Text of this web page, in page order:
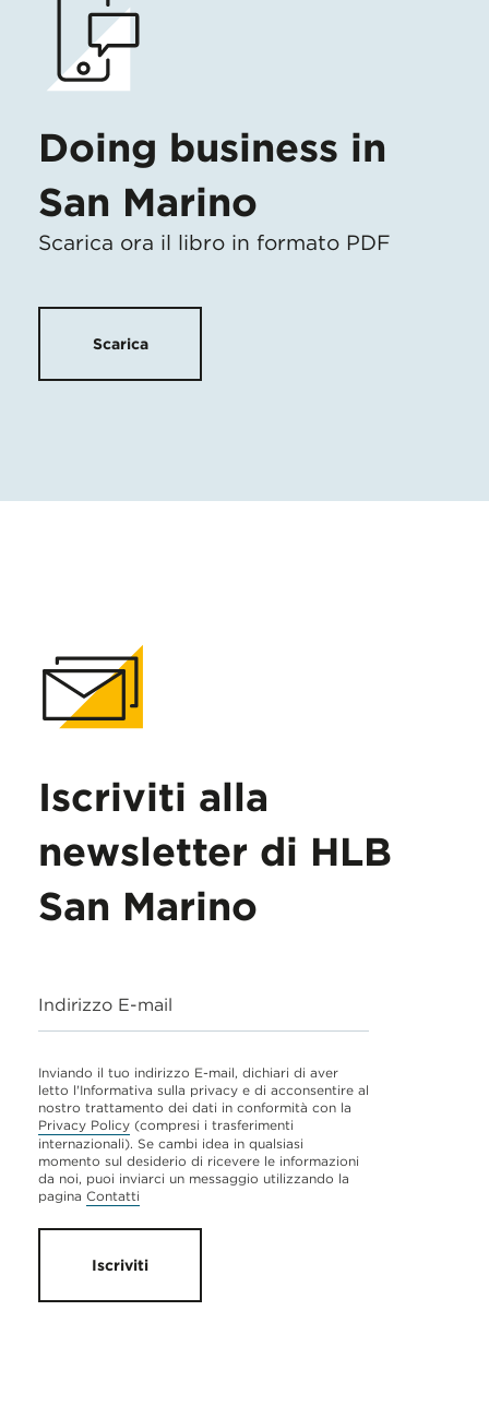
Doing business in
San Marino
Scarica ora il libro in formato PDF
Scarica
Iscriviti alla
newsletter di HLB
San Marino
Indirizzo E-mail
Inviando il tuo indirizzo E-mail, dichiari di aver
letto l'Informativa sulla privacy e di acconsentire al
nostro trattamento dei dati in conformità con la
Privacy Policy (compresi i trasferimenti
internazionali). Se cambi idea in qualsiasi
momento sul desiderio di ricevere le informazioni
da noi, puoi inviarci un messaggio utilizzando la
pagina Contatti
Iscriviti